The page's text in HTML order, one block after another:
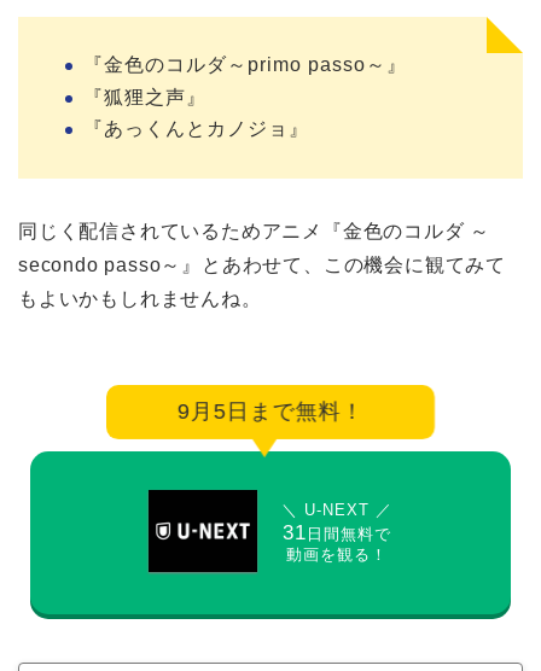
『金色のコルダ～primo passo～』
『狐狸之声』
『あっくんとカノジョ』
同じく配信されているためアニメ『金色のコルダ ～
secondo passo～』とあわせて、この機会に観てみて
もよいかもしれませんね。
9月5日まで無料！
＼ U-NEXT ／
31 日間無料で
動画を観る！